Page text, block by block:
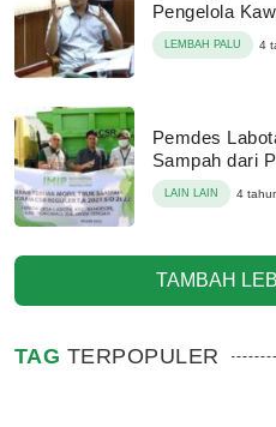
Pengelola
LEMBAH PALU 4
Pemdes
Sampah dari
LAIN LAIN 4
TAMBAH
TAG TERPOPULER